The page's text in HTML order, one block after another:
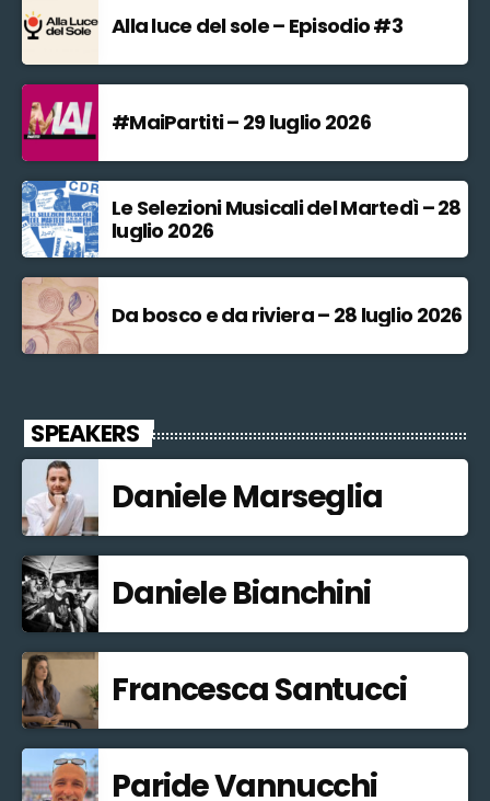
Alla luce del sole – Episodio #3
#MaiPartiti – 29 luglio 2026
Le Selezioni Musicali del Martedì – 28
luglio 2026
Da bosco e da riviera – 28 luglio 2026
SPEAKERS
Daniele Marseglia
Daniele Bianchini
Francesca Santucci
Paride Vannucchi